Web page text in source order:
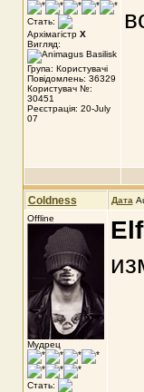
Стать:
Архімагістр X
Вигляд:
Група: Користувачі
Повідомлень: 36329
Користувач №:
30451
Реєстрація: 20-July
07
Coldness Дата
Offline
Мудрец
Стать: